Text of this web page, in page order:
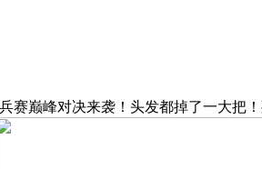
巅峰对决来袭！头发都掉了一大把！